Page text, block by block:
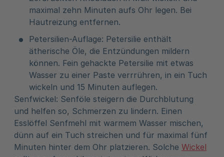
maximal zehn Minuten aufs Ohr legen. Bei
Hautreizung entfernen.
Petersilien-Auflage: Petersilie enthält
ätherische Öle, die Entzündungen mildern
können. Fein gehackte Petersilie mit etwas
Wasser zu einer Paste verrrühren, in ein Tuch
wickeln und 15 Minuten auflegen.
Senfwickel: Senföle steigern die Durchblutung
und helfen so, Schmerzen zu lindern. Einen
Esslöffel Senfmehl mit warmem Wasser mischen,
dünn auf ein Tuch streichen und für maximal fünf
Minuten hinter dem Ohr platzieren. Solche Wickel